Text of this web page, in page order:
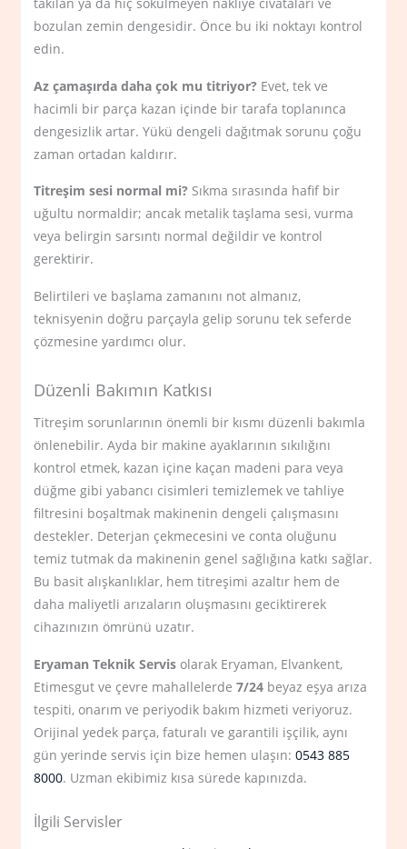
bozulan zemin dengesidir. Önce bu iki noktayı kontrol
edin.
Az çamaşırda daha çok mu titriyor? Evet, tek ve
hacimli bir parça kazan içinde bir tarafa toplanınca
dengesizlik artar. Yükü dengeli dağıtmak sorunu çoğu
zaman ortadan kaldırır.
Titreşim sesi normal mi? Sıkma sırasında hafif bir
uğultu normaldir; ancak metalik taşlama sesi, vurma
veya belirgin sarsıntı normal değildir ve kontrol
gerektirir.
Belirtileri ve başlama zamanını not almanız,
teknisyenin doğru parçayla gelip sorunu tek seferde
çözmesine yardımcı olur.
Düzenli Bakımın Katkısı
Titreşim sorunlarının önemli bir kısmı düzenli bakımla
önlenebilir. Ayda bir makine ayaklarının sıkılığını
kontrol etmek, kazan içine kaçan madeni para veya
düğme gibi yabancı cisimleri temizlemek ve tahliye
filtresini boşaltmak makinenin dengeli çalışmasını
destekler. Deterjan çekmecesini ve conta oluğunu
temiz tutmak da makinenin genel sağlığına katkı sağlar.
Bu basit alışkanlıklar, hem titreşimi azaltır hem de
daha maliyetli arızaların oluşmasını geciktirerek
cihazınızın ömrünü uzatır.
Eryaman Teknik Servis olarak Eryaman, Elvankent,
Etimesgut ve çevre mahallelerde7/24 beyaz eşya arıza
tespiti, onarım ve periyodik bakım hizmeti veriyoruz.
Orijinal yedek parça, faturalı ve garantili işçilik, aynı
gün yerinde servis için bize hemen ulaşın:0543 885
8000. Uzman ekibimiz kısa sürede kapınızda.
İlgili Servisler